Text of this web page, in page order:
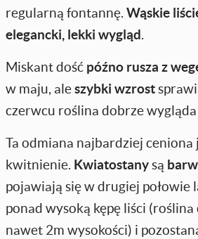
regularną fontannę. Wąskie
elegancki, lekki wygląd.
Miskant dość późno rusza z
w maju, aleszybki wzrost
czerwcu roślina dobrze
Ta odmiana najbardziej ceniona
kwitnienie. Kwiatostanysą
pojawiają się w drugiej połowie
ponad wysoką kępę liści
nawet 2m wysokości) i